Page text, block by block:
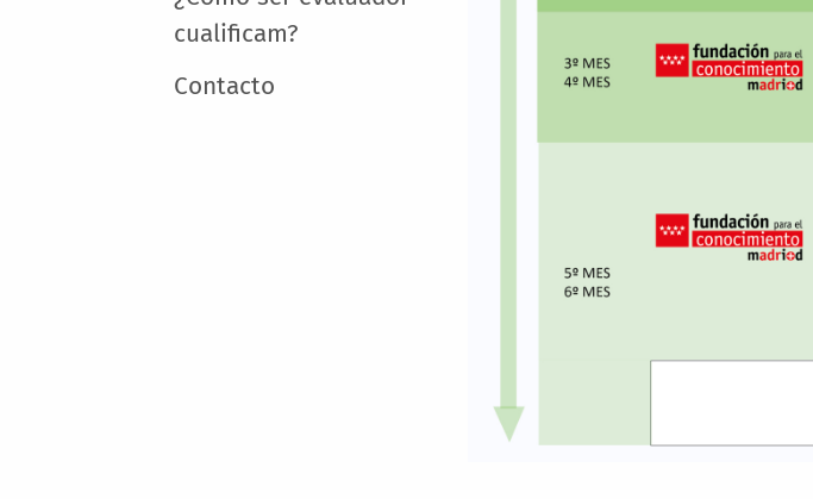
cualificam?
Contacto